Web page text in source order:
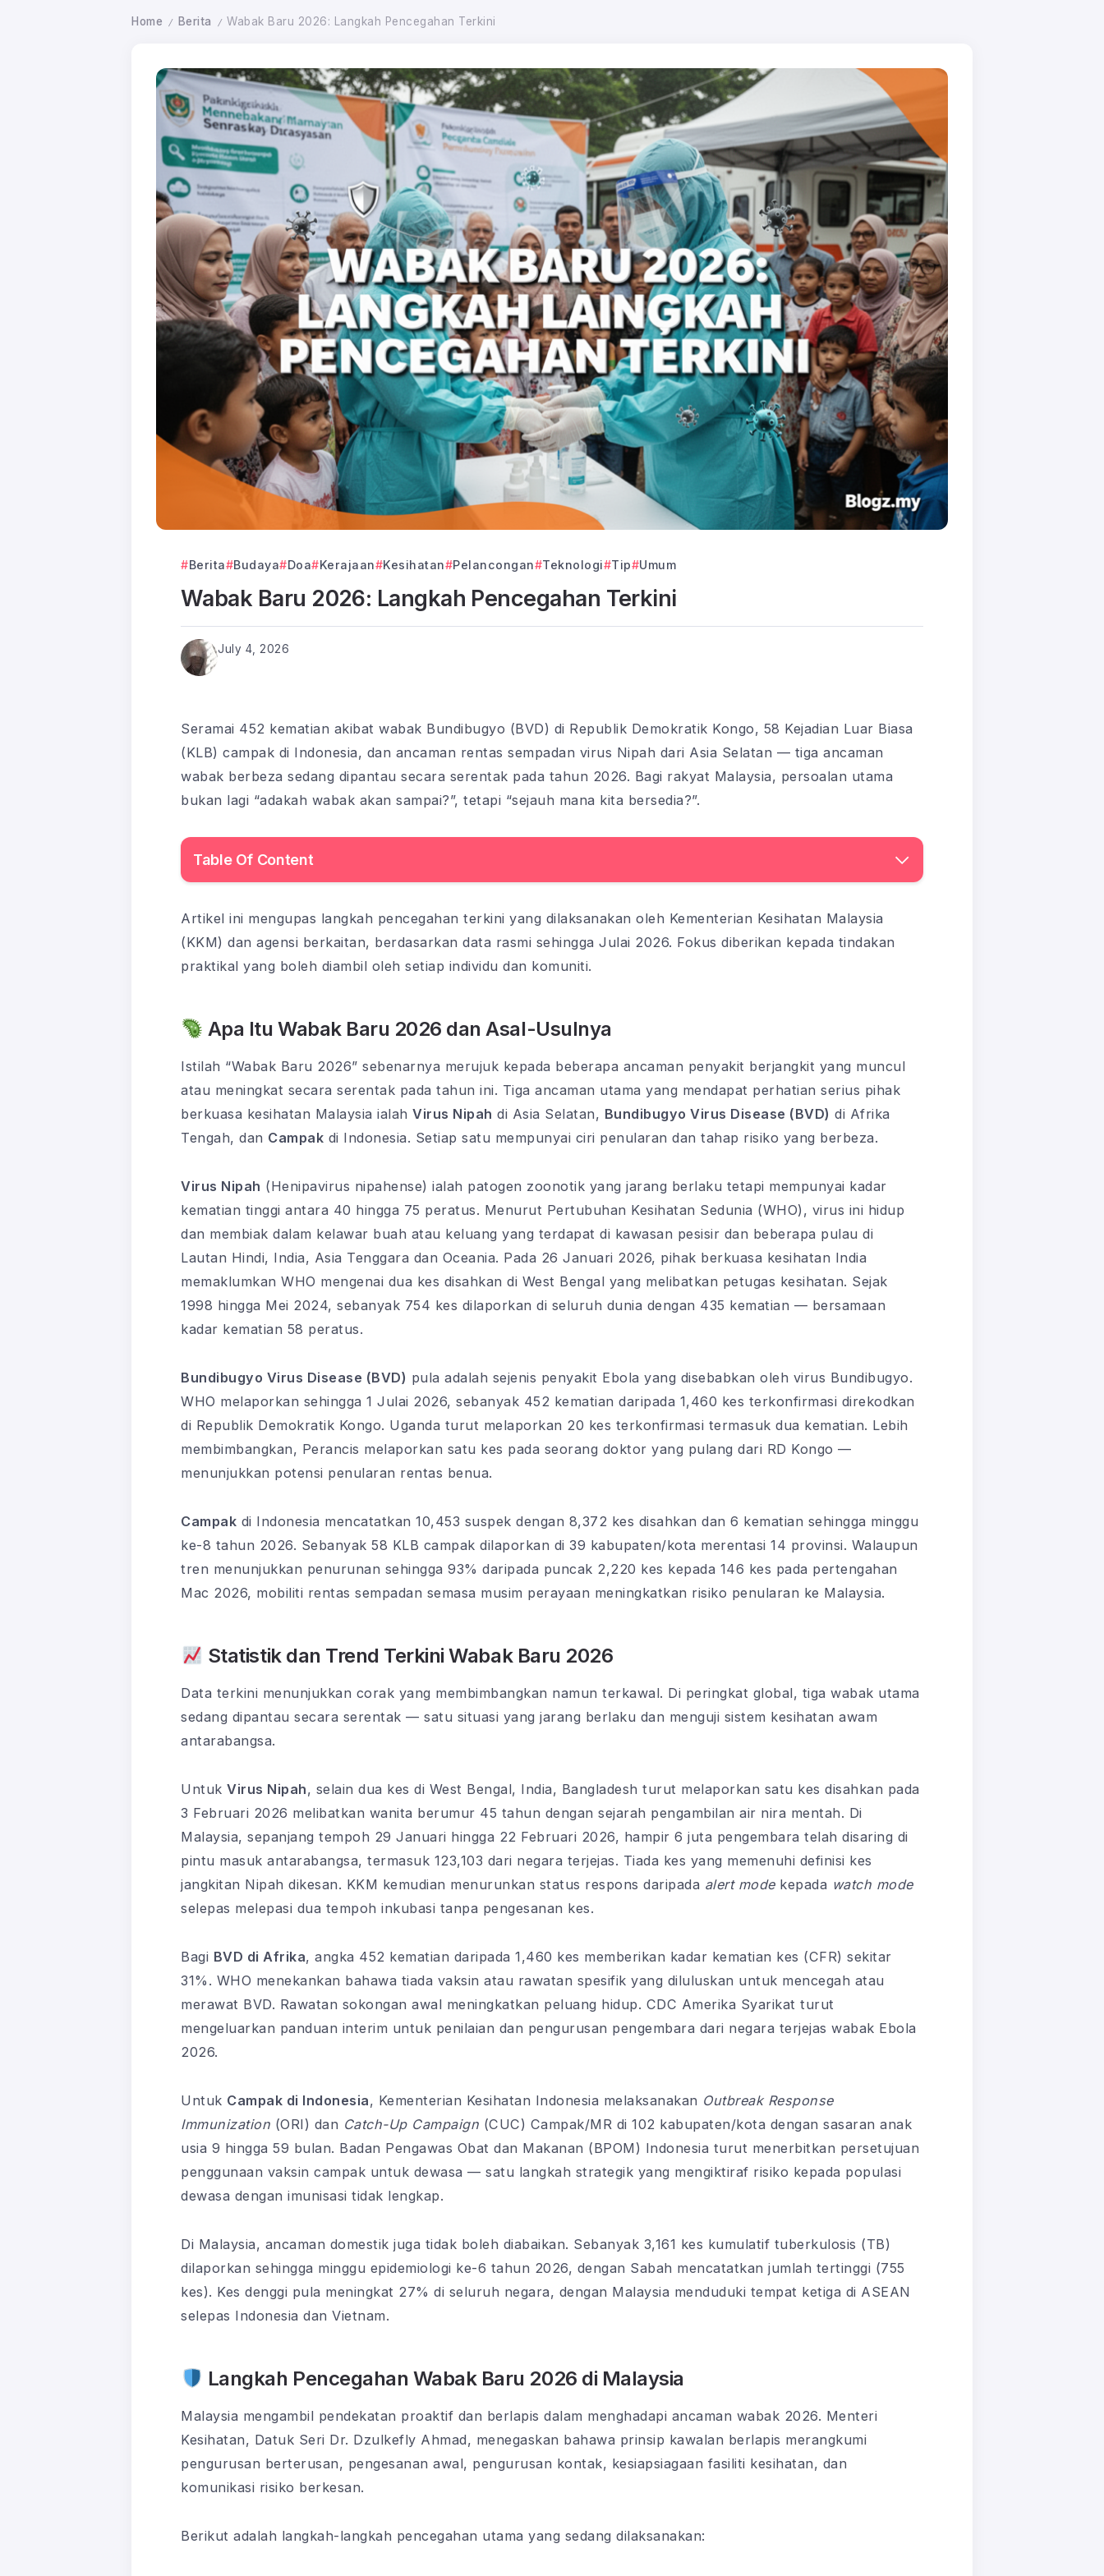
Home / Berita / Wabak Baru 2026: Langkah Pencegahan Terkini
Berita Budaya Doa Kerajaan Kesihatan Pelancongan Teknologi Tip Umum
Wabak Baru 2026: Langkah Pencegahan Terkini
July 4, 2026
Seramai 452 kematian akibat wabak Bundibugyo (BVD) di Republik Demokratik Kongo, 58 Kejadian Luar Biasa
(KLB) campak di Indonesia, dan ancaman rentas sempadan virus Nipah dari Asia Selatan — tiga ancaman
wabak berbeza sedang dipantau secara serentak pada tahun 2026. Bagi rakyat Malaysia, persoalan utama
bukan lagi “adakah wabak akan sampai?”, tetapi “sejauh mana kita bersedia?”.
Table Of Content
Artikel ini mengupas langkah pencegahan terkini yang dilaksanakan oleh Kementerian Kesihatan Malaysia
(KKM) dan agensi berkaitan, berdasarkan data rasmi sehingga Julai 2026. Fokus diberikan kepada tindakan
praktikal yang boleh diambil oleh setiap individu dan komuniti.
Apa Itu Wabak Baru 2026 dan Asal-Usulnya
Istilah “Wabak Baru 2026” sebenarnya merujuk kepada beberapa ancaman penyakit berjangkit yang muncul
atau meningkat secara serentak pada tahun ini. Tiga ancaman utama yang mendapat perhatian serius pihak
berkuasa kesihatan Malaysia ialah Virus Nipah di Asia Selatan, Bundibugyo Virus Disease (BVD) di Afrika
Tengah, dan Campak di Indonesia. Setiap satu mempunyai ciri penularan dan tahap risiko yang berbeza.
Virus Nipah (Henipavirus nipahense) ialah patogen zoonotik yang jarang berlaku tetapi mempunyai kadar
kematian tinggi antara 40 hingga 75 peratus. Menurut Pertubuhan Kesihatan Sedunia (WHO), virus ini hidup
dan membiak dalam kelawar buah atau keluang yang terdapat di kawasan pesisir dan beberapa pulau di
Lautan Hindi, India, Asia Tenggara dan Oceania. Pada 26 Januari 2026, pihak berkuasa kesihatan India
memaklumkan WHO mengenai dua kes disahkan di West Bengal yang melibatkan petugas kesihatan. Sejak
1998 hingga Mei 2024, sebanyak 754 kes dilaporkan di seluruh dunia dengan 435 kematian — bersamaan
kadar kematian 58 peratus.
Bundibugyo Virus Disease (BVD) pula adalah sejenis penyakit Ebola yang disebabkan oleh virus Bundibugyo.
WHO melaporkan sehingga 1 Julai 2026, sebanyak 452 kematian daripada 1,460 kes terkonfirmasi direkodkan
di Republik Demokratik Kongo. Uganda turut melaporkan 20 kes terkonfirmasi termasuk dua kematian. Lebih
membimbangkan, Perancis melaporkan satu kes pada seorang doktor yang pulang dari RD Kongo —
menunjukkan potensi penularan rentas benua.
Campak di Indonesia mencatatkan 10,453 suspek dengan 8,372 kes disahkan dan 6 kematian sehingga minggu
ke-8 tahun 2026. Sebanyak 58 KLB campak dilaporkan di 39 kabupaten/kota merentasi 14 provinsi. Walaupun
tren menunjukkan penurunan sehingga 93% daripada puncak 2,220 kes kepada 146 kes pada pertengahan
Mac 2026, mobiliti rentas sempadan semasa musim perayaan meningkatkan risiko penularan ke Malaysia.
Statistik dan Trend Terkini Wabak Baru 2026
Data terkini menunjukkan corak yang membimbangkan namun terkawal. Di peringkat global, tiga wabak utama
sedang dipantau secara serentak — satu situasi yang jarang berlaku dan menguji sistem kesihatan awam
antarabangsa.
Untuk Virus Nipah, selain dua kes di West Bengal, India, Bangladesh turut melaporkan satu kes disahkan pada
3 Februari 2026 melibatkan wanita berumur 45 tahun dengan sejarah pengambilan air nira mentah. Di
Malaysia, sepanjang tempoh 29 Januari hingga 22 Februari 2026, hampir 6 juta pengembara telah disaring di
pintu masuk antarabangsa, termasuk 123,103 dari negara terjejas. Tiada kes yang memenuhi definisi kes
jangkitan Nipah dikesan. KKM kemudian menurunkan status respons daripada alert modekepada watch mode
selepas melepasi dua tempoh inkubasi tanpa pengesanan kes.
Bagi BVD di Afrika, angka 452 kematian daripada 1,460 kes memberikan kadar kematian kes (CFR) sekitar
31%. WHO menekankan bahawa tiada vaksin atau rawatan spesifik yang diluluskan untuk mencegah atau
merawat BVD. Rawatan sokongan awal meningkatkan peluang hidup. CDC Amerika Syarikat turut
mengeluarkan panduan interim untuk penilaian dan pengurusan pengembara dari negara terjejas wabak Ebola
2026.
Untuk Campak di Indonesia, Kementerian Kesihatan Indonesia melaksanakan Outbreak Response
Immunization (ORI) dan Catch-Up Campaign (CUC) Campak/MR di 102 kabupaten/kota dengan sasaran anak
usia 9 hingga 59 bulan. Badan Pengawas Obat dan Makanan (BPOM) Indonesia turut menerbitkan persetujuan
penggunaan vaksin campak untuk dewasa — satu langkah strategik yang mengiktiraf risiko kepada populasi
dewasa dengan imunisasi tidak lengkap.
Di Malaysia, ancaman domestik juga tidak boleh diabaikan. Sebanyak 3,161 kes kumulatif tuberkulosis (TB)
dilaporkan sehingga minggu epidemiologi ke-6 tahun 2026, dengan Sabah mencatatkan jumlah tertinggi (755
kes). Kes denggi pula meningkat 27% di seluruh negara, dengan Malaysia menduduki tempat ketiga di ASEAN
selepas Indonesia dan Vietnam.
Langkah Pencegahan Wabak Baru 2026 di Malaysia
Malaysia mengambil pendekatan proaktif dan berlapis dalam menghadapi ancaman wabak 2026. Menteri
Kesihatan, Datuk Seri Dr. Dzulkefly Ahmad, menegaskan bahawa prinsip kawalan berlapis merangkumi
pengurusan berterusan, pengesanan awal, pengurusan kontak, kesiapsiagaan fasiliti kesihatan, dan
komunikasi risiko berkesan.
Berikut adalah langkah-langkah pencegahan utama yang sedang dilaksanakan: